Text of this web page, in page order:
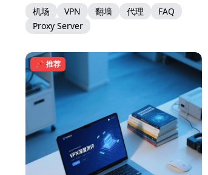
机场
VPN 翻墙 代理
FAQ
Proxy Server
📌 推荐